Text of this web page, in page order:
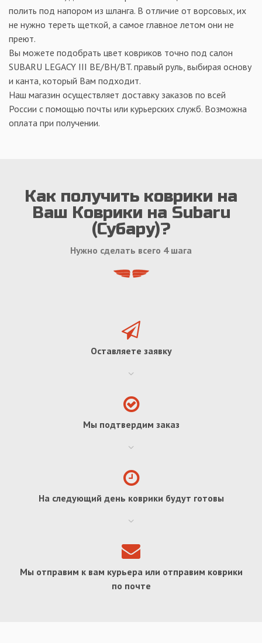
полить под напором из шланга. В отличие от ворсовых, их
не нужно тереть щеткой, а самое главное летом они не
преют.
Вы можете подобрать цвет ковриков точно под салон
SUBARU LEGACY III BE/BH/BT. правый руль, выбирая основу
и канта, который Вам подходит.
Наш магазин осуществляет доставку заказов по всей
России с помощью почты или курьерских служб. Возможна
оплата при получении.
Как получить коврики на
Ваш Коврики на Subaru
(Субару)?
Нужно сделать всего 4 шага
Оставляете заявку
Мы подтвердим заказ
На следующий день коврики будут готовы
Мы отправим к вам курьера или отправим коврики
по почте